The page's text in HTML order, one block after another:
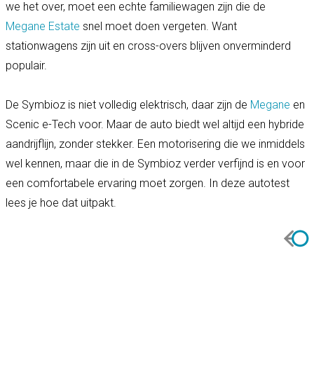
we het over, moet een echte familiewagen zijn die de
Megane Estate snel moet doen vergeten. Want
stationwagens zijn uit en cross-overs blijven onverminderd
populair.
De Symbioz is niet volledig elektrisch, daar zijn de Megane en
Scenic e-Tech voor. Maar de auto biedt wel altijd een hybride
aandrijflijn, zonder stekker. Een motorisering die we inmiddels
wel kennen, maar die in de Symbioz verder verfijnd is en voor
een comfortabele ervaring moet zorgen. In deze autotest
lees je hoe dat uitpakt.